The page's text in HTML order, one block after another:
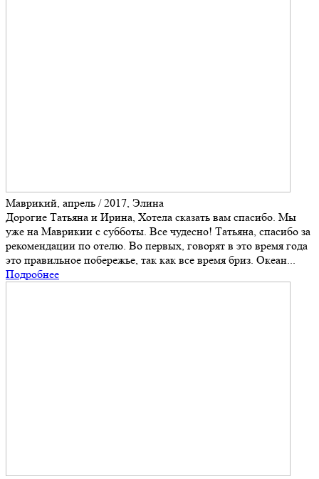
Маврикий, апрель / 2017, Элина
Дорогие Татьяна и Ирина, Хотела сказать вам спасибо. Мы
уже на Маврикии с субботы. Все чудесно! Татьяна, спасибо за
рекомендации по отелю. Во первых, говорят в это время года
это правильное побережье, так как все время бриз. Океан...
Подробнее